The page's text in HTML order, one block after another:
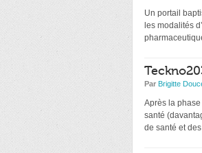
Un portail
les modalités
Par Brigitte
Après la
santé
de santé et